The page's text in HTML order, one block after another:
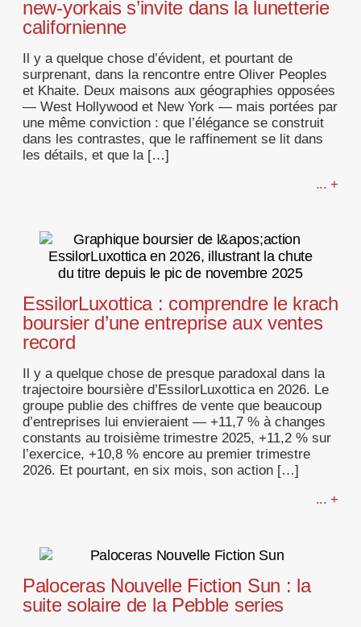
new-yorkais s’invite dans la lunetterie
californienne
Il y a quelque chose d’évident, et pourtant de
surprenant, dans la rencontre entre Oliver Peoples
et Khaite. Deux maisons aux géographies opposées
— West Hollywood et New York — mais portées par
une même conviction : que l’élégance se construit
dans les contrastes, que le raffinement se lit dans
les détails, et que la […]
... +
EssilorLuxottica : comprendre le krach
boursier d’une entreprise aux ventes
record
Il y a quelque chose de presque paradoxal dans la
trajectoire boursière d’EssilorLuxottica en 2026. Le
groupe publie des chiffres de vente que beaucoup
d’entreprises lui envieraient — +11,7 % à changes
constants au troisième trimestre 2025, +11,2 % sur
l’exercice, +10,8 % encore au premier trimestre
2026. Et pourtant, en six mois, son action […]
... +
Paloceras Nouvelle Fiction Sun : la
suite solaire de la Pebble series